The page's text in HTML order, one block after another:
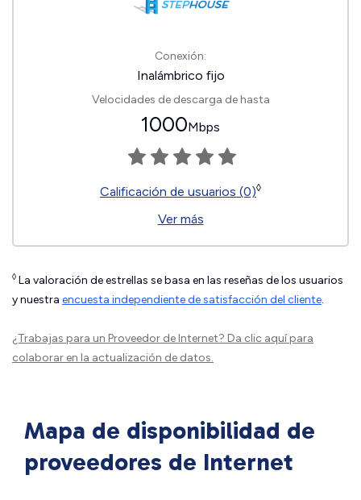
Conexión:
Inalámbrico fijo
Velocidades de descarga de hasta
1000Mbps
Calificación de usuarios (0)◊
Ver más
◊ La valoración de estrellas se basa en las reseñas de los usuarios
y nuestra encuesta independiente de satisfacción del cliente.
¿Trabajas para un Proveedor de Internet? Da clic aquípara
colaborar en la actualización de datos.
Mapa de disponibilidad de
proveedores de Internet